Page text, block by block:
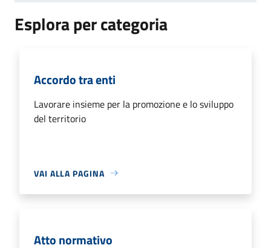
Esplora per categoria
Accordo tra enti
Lavorare insieme per la promozione e lo sviluppo
del territorio
VAI ALLA PAGINA
Atto normativo